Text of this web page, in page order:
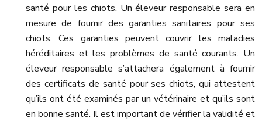
santé pour les chiots. Un éleveur responsable sera en
mesure de fournir des garanties sanitaires pour ses
chiots. Ces garanties peuvent couvrir les maladies
héréditaires et les problèmes de santé courants. Un
éleveur responsable s’attachera également à fournir
des certificats de santé pour ses chiots, qui attestent
qu’ils ont été examinés par un vétérinaire et qu’ils sont
en bonne santé. Il est important de vérifier la validité et